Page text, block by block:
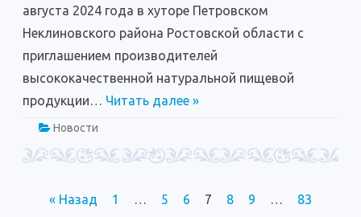
августа 2024 года в хуторе Петровском
Неклиновского района Ростовской области с
приглашением производителей
высококачественной натуральной пищевой
продукции… Читать далее »
Новости
Навигация
« Назад 1 … 5 6 7 8 9 …
83